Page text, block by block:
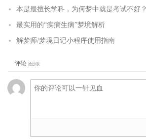
本是最擅长学科，为何梦中就是考试不好？
最实用的“疾病生病”梦境解析
解梦师/梦境日记小程序使用指南
评论 抢沙发